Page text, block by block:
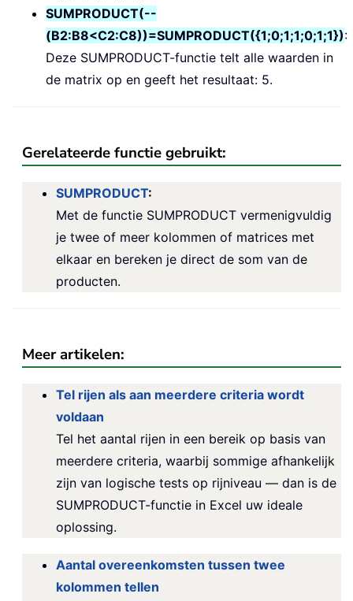
SUMPRODUCT(--
(B2:B8<C2:C8))=SUMPRODUCT({1;0;1;1;0;1;1}):
Deze SUMPRODUCT-functie telt alle waarden in
de matrix op en geeft het resultaat: 5.
Gerelateerde functie gebruikt:
SUMPRODUCT:
Met de functie SUMPRODUCT vermenigvuldig
je twee of meer kolommen of matrices met
elkaar en bereken je direct de som van de
producten.
Meer artikelen:
Tel rijen als aan meerdere criteria wordt
voldaan
Tel het aantal rijen in een bereik op basis van
meerdere criteria, waarbij sommige afhankelijk
zijn van logische tests op rijniveau — dan is de
SUMPRODUCT-functie in Excel uw ideale
oplossing.
Aantal overeenkomsten tussen twee
kolommen tellen